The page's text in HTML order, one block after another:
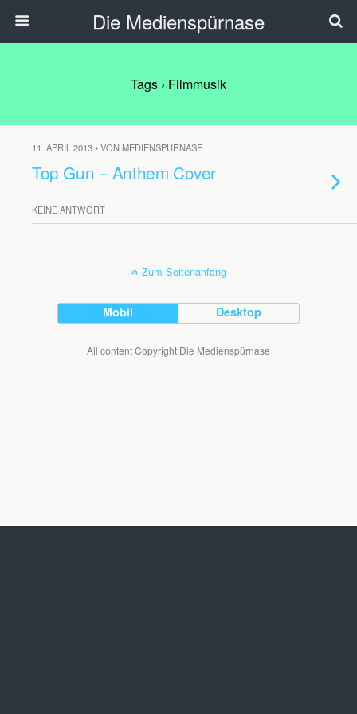
Die Medienspürnase
Tags › Filmmusik
11. APRIL 2013 • VON MEDIENSPÜRNASE
Top Gun – Anthem Cover
KEINE ANTWORT
Zum Seitenanfang
Mobil Desktop
All content Copyright Die Medienspürnase